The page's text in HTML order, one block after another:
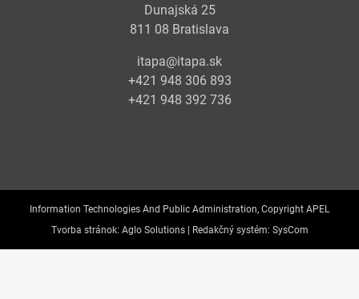
Dunajská 25
811 08 Bratislava
itapa@itapa.sk
+421 948 306 893
+421 948 392 736
Information Technologies And Public Administration, Copyright APEL
Tvorba stránok: Aglo Solutions | Redakčný systém: SysCom